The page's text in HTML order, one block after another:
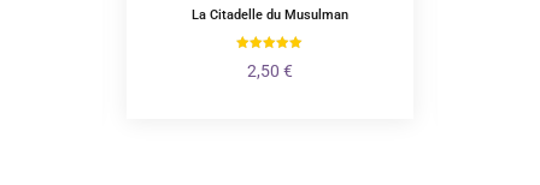
La Citadelle du Musulman
2,50 €